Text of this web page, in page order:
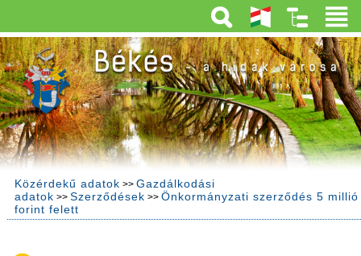
Közérdekű adatok >> Gazdálkodási
adatok >> Szerződések >> Önkormányzati szerződés 5 millió
forint felett